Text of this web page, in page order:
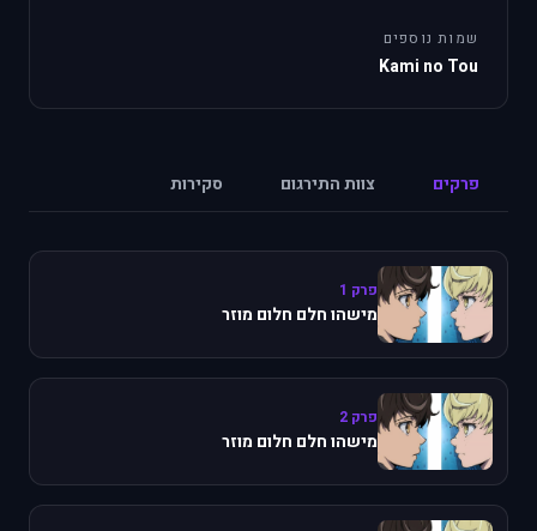
שמות נוספים
Kami no Tou
פרקים צוות התירגום סקירות
פרק 1
מישהו חלם חלום מוזר
פרק 2
מישהו חלם חלום מוזר